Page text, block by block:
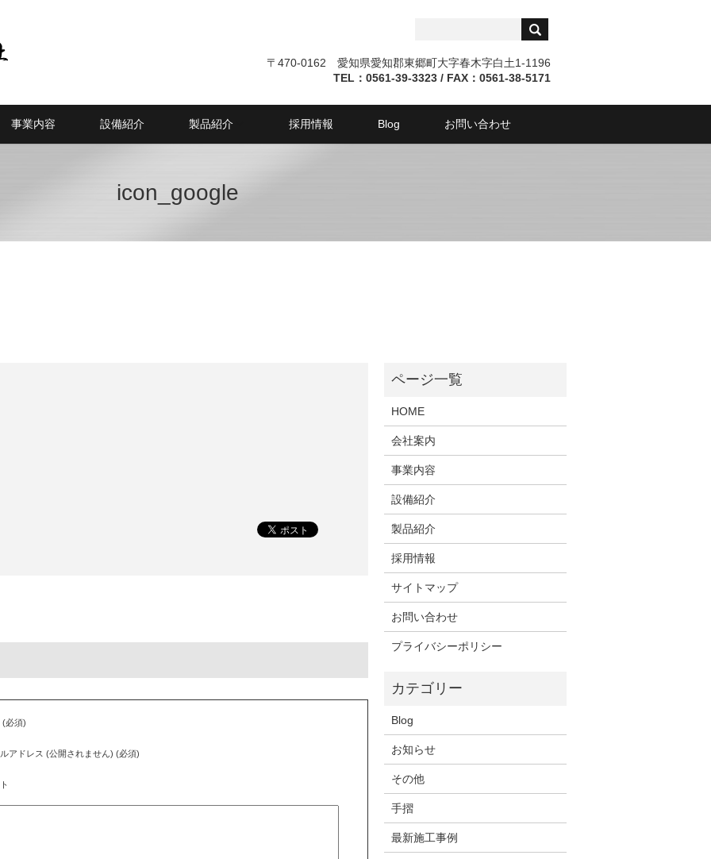
〒470-0162 愛知県愛知郡東郷町大字春木字白土1-1196
TEL：0561-39-3323 / FAX：0561-38-5171
事業内容 設備紹介 製品紹介 採用情報 Blog お問い合わせ
icon_google
(必須)
アドレス (公開されません) (必須)
HOME
会社案内
事業内容
設備紹介
製品紹介
採用情報
サイトマップ
お問い合わせ
プライバシーポリシー
Blog
お知らせ
その他
手摺
最新施工事例